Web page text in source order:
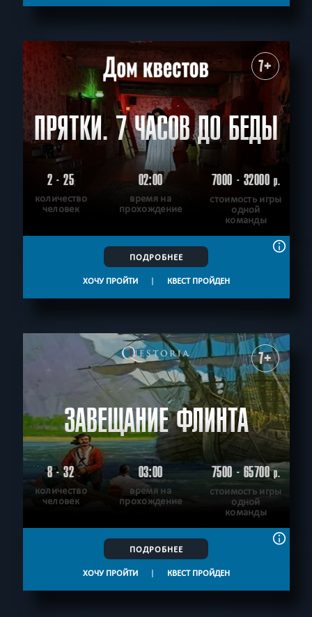
С аниматором
Приключения
7+
ПРЯТКИ. 7 ЧАСОВ ДО БЕДЫ
2 - 25
количество
человек
02:00
время на
прохождение
7000 - 32000р.
стоимость игры
одной
команды
ПОДРОБНЕЕ
ХОЧУ ПРОЙТИ | КВЕСТ ПРОЙДЕН
7+
ЗАВЕЩАНИЕ ФЛИНТА
8 - 32
количество
человек
03:00
время на
прохождение
7500 - 65700р.
стоимость игры
одной
команды
ПОДРОБНЕЕ
ХОЧУ ПРОЙТИ | КВЕСТ ПРОЙДЕН